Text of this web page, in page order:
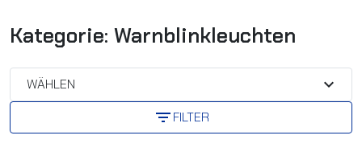
Kategorie: Warnblinkleuchten
WÄHLEN
expand_more
filter_listFILTER